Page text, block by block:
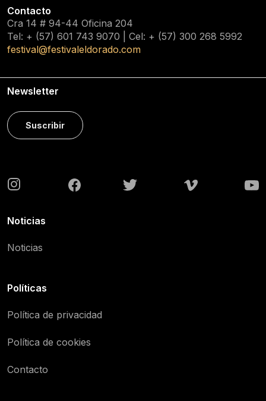
Contacto
Cra 14 # 94-44 Oficina 204
Tel: + (57) 601 743 9070 | Cel: + (57) 300 268 5992
festival@festivaleldorado.com
Newsletter
Suscribir
Noticias
Noticias
Políticas
Política de privacidad
Política de cookies
Contacto